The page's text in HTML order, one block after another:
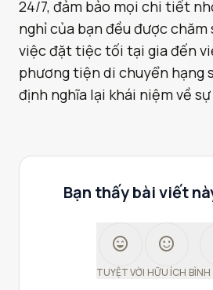
24/7, đảm bảo mọi chi tiết
nghỉ của bạn đều được chăm
việc đặt tiệc tối tại gia đến
phương tiện di chuyển hạng
định nghĩa lại khái niệm về
Bạn thấy bài viết
sentiment_very_satisfied
TUYỆT VỜI
sentiment_satisfied
HỮU ÍCH